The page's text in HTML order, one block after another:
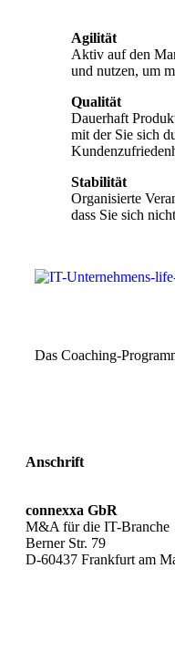
Agilität
Aktiv auf den
und nutzen, um
Qualität
Dauerhaft
mit der Sie sich
Stabilität
Organisierte
dass Sie sich
Das Coaching-
Anschrift
connexxa GbR
M&A für die IT-Branche
Berner Str. 79
D-60437 Frankfurt am